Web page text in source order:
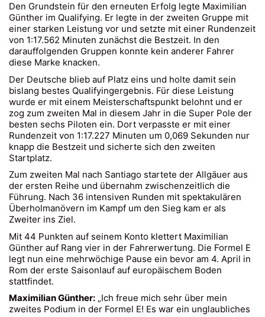
Den Grundstein für den erneuten Erfolg legte Maximilian
Günther im Qualifying. Er legte in der zweiten Gruppe mit
einer starken Leistung vor und setzte mit einer Rundenzeit
von 1:17.562 Minuten zunächst die Bestzeit. In den
darauffolgenden Gruppen konnte kein anderer Fahrer
diese Marke knacken.
Der Deutsche blieb auf Platz eins und holte damit sein
bislang bestes Qualifyingergebnis. Für diese Leistung
wurde er mit einem Meisterschaftspunkt belohnt und er
zog zum zweiten Mal in diesem Jahr in die Super Pole der
besten sechs Piloten ein. Dort verpasste er mit einer
Rundenzeit von 1:17.227 Minuten um 0,069 Sekunden nur
knapp die Bestzeit und sicherte sich den zweiten
Startplatz.
Zum zweiten Mal nach Santiago startete der Allgäuer aus
der ersten Reihe und übernahm zwischenzeitlich die
Führung. Nach 36 intensiven Runden mit spektakulären
Überholmanövern im Kampf um den Sieg kam er als
Zweiter ins Ziel.
Mit 44 Punkten auf seinem Konto klettert Maximilian
Günther auf Rang vier in der Fahrerwertung. Die Formel E
legt nun eine mehrwöchige Pause ein bevor am 4. April in
Rom der erste Saisonlauf auf europäischem Boden
stattfindet.
​Maximilian Günther: ​​„Ich freue mich sehr über mein
zweites Podium in der Formel E! Es war ein unglaubliches